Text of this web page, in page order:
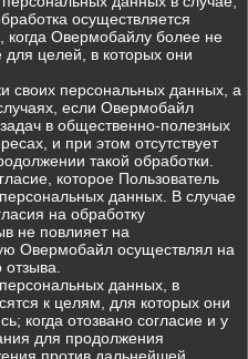
осуществляется
когда Овермобайлу более не
целей, в которых они
своих персональных данных, а
если Овермобайл
в общественно-полезных
и при этом отсутствует
такой обработки.
которое Пользователь
данных. В случае
на обработку
не повлияет на
Овермобайл осуществлял на
данных, в
к целям, для которых они
когда отозвано согласие и у
для продолжения